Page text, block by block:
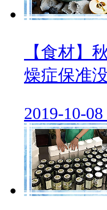
【食材】
燥症保准
2019-10-